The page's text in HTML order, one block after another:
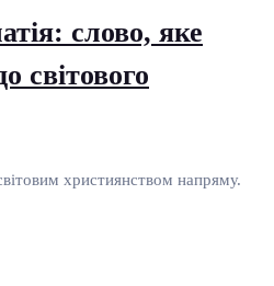
слово, яке
світового
християнством напряму.